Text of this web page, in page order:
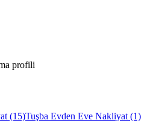
profili
(15)Tuşba Evden Eve Nakliyat (1)